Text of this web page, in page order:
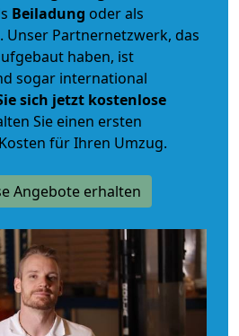
Beiladung oder als
. Unser Partnernetzwerk, das
haben, ist
sogar international
sich jetzt kostenlose
Sie einen ersten
für Ihren Umzug.
Angebote erhalten